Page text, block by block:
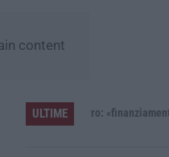
content
ULTIME
di euro» Renzi: